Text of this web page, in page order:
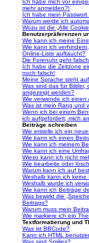
Ich habe mich vor
mehr anmelden?!
Ich habe mein Passwort
Warum werde ich
Wozu ist die „Alle
Benutzerpräferenzen
Wie kann ich meine
Wie kann ich
Online-Liste auftaucht?
Die Forenuhr geht
Ich habe die Zeitzone
noch falsch!
Meine Sprache steht
Was sind das für Bilder,
angezeigt werden?
Wie verwende ich einen
Was ist mein Rang und
Wenn ich bei einem
ich aufgefordert, mich
Beiträge schreiben
Wie erstelle ich ein
Wie kann ich einen
Wie kann ich meinem
Wie kann ich eine
Wieso kann ich nicht
Wie bearbeite oder
Warum kann ich auf
Weshalb kann ich
Weshalb wurde ich
Wie kann ich Beiträge
Was bewirkt die
Beitrags?
Warum muss mein
Wie markiere ich ein
Textformatierung und
Was ist BBCode?
Kann ich HTML
Was sind Smilies?